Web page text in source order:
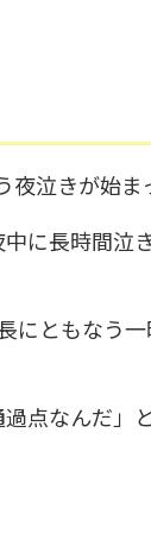
泣きが始ま
に長時間泣
ともなう
点なんだ